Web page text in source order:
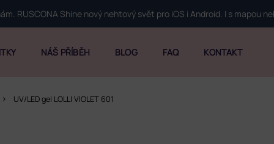
RUSCONA Shine nový nehtový svět pro iOS i Android. I s mapou
NÁŠ PŘÍBĚH BLOG FAQ KONTAKT
UV/LED gel LOLLI VIOLET 601